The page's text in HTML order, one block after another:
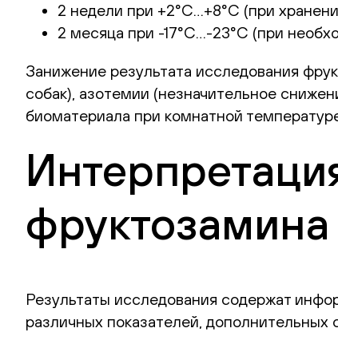
2 недели при +2°С…+8°С (при
2 месяца при -17°С…-23°С (при
Занижение результата исследования
собак), азотемии (незначительное
биоматериала при комнатной
фруктозамина
Результаты исследования содержат
различных показателей, дополнительных